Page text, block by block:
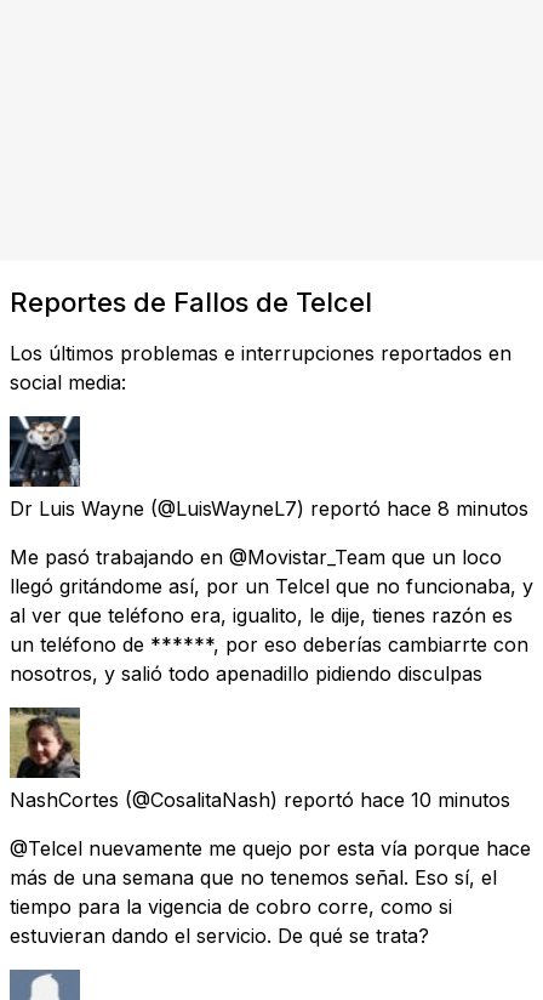
Reportes de Fallos de Telcel
Los últimos problemas e interrupciones reportados en
social media:
Dr Luis Wayne (@LuisWayneL7) reportó hace 8 minutos
Me pasó trabajando en @Movistar_Team que un loco
llegó gritándome así, por un Telcel que no funcionaba, y
al ver que teléfono era, igualito, le dije, tienes razón es
un teléfono de ******, por eso deberías cambiarrte con
nosotros, y salió todo apenadillo pidiendo disculpas
NashCortes (@CosalitaNash) reportó hace 10 minutos
@Telcel nuevamente me quejo por esta vía porque hace
más de una semana que no tenemos señal. Eso sí, el
tiempo para la vigencia de cobro corre, como si
estuvieran dando el servicio. De qué se trata?